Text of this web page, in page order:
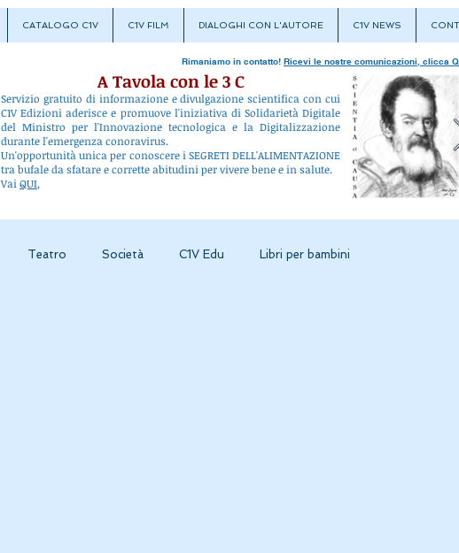
CATALOGO C1V C1V FILM DIALOGHI CON L'AUTORE C1V NEWS
Rimaniamo in contatto! Ricevi le nostre comunicazioni, clicca
A Tavola con le 3 C
Servizio gratuito di informazione e divulgazione scientifica con cui
C1V Edizioni aderisce e promuove l'iniziativa di Solidarietà Digitale
del Ministro per l'Innovazione tecnologica e la Digitalizzazione
durante l'emergenza conoravirus.
Un'opportunità unica per conoscere i SEGRETI DELL'ALIMENTAZIONE
tra bufale da sfatare e corrette abitudini per vivere bene e in salute.
Vai QUI,
Teatro Società C1V Edu Libri per bambini